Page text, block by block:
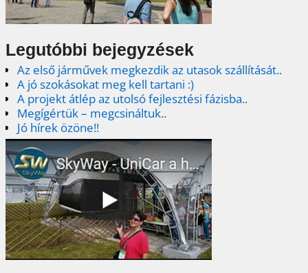
Legutóbbi bejegyzések
Az első járművek megkezdik az utasok szállítását..
A jó szokásokat meg kell tartani :)
A projekt átlép az utolsó fejlesztési fázisba..
Megígértük – megcsináltuk..
Jó hírek özöne!!